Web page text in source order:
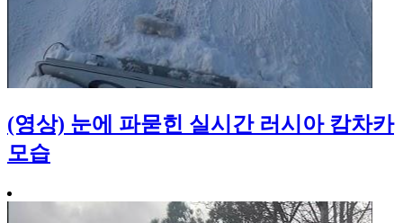
(영상) 눈에 파묻힌 실시간 러시아 캄차카
모습